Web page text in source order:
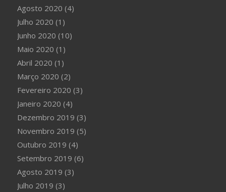
Agosto 2020 (4)
Julho 2020 (1)
Junho 2020 (10)
Maio 2020 (1)
Abril 2020 (1)
Março 2020 (2)
Fevereiro 2020 (3)
Janeiro 2020 (4)
Dezembro 2019 (3)
Novembro 2019 (5)
Outubro 2019 (4)
Setembro 2019 (6)
Agosto 2019 (3)
Julho 2019 (3)